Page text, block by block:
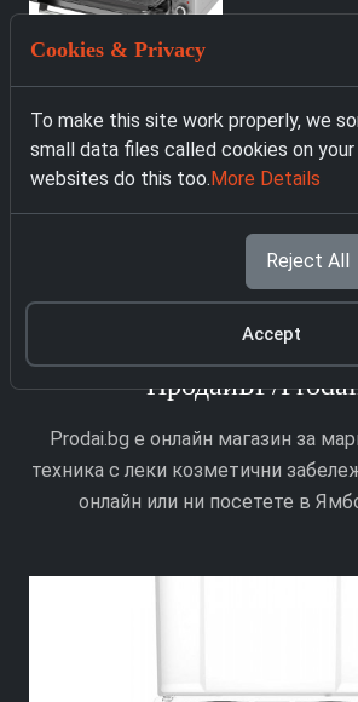
4404 Готварска
печка ELITE EMO-
48302G
133.00 € with VAT
ПродайБГ/
Prodai.bg е онлайн магазин за
техника с леки козметични
онлайн или ни посетете в
Cookies & Privacy
To make this site work properly, we
small data files called cookies on
websites do this too.More Details
Reject All
Accept